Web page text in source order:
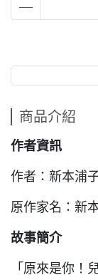
商品介紹
作者資訊
作者：新本浦
原作家名：新
故事簡介
「原來是你！